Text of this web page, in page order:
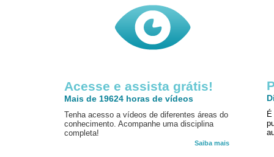
Acesse e assista grátis!
Mais de 19624 horas de vídeos
Tenha acesso a vídeos de diferentes áreas do
conhecimento. Acompanhe uma disciplina
completa!
Saiba mais